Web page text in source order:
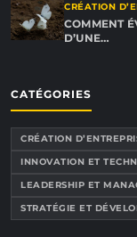
CRÉATION
COMMENT
D’UNE…
CATÉGORIES
CRÉATION
INNOVATION ET
LEADERSHIP ET
STRATÉGIE ET